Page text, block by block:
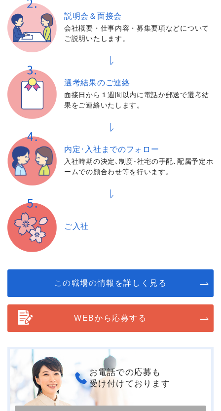
説明会＆面接会
会社概要・仕事内容・募集要項などについて
ご説明いたします。
選考結果のご連絡
面接日から１週間以内に電話か郵送で選考結
果をご連絡いたします。
内定･入社までのフォロー
入社時期の決定､制度･社宅の手配､配属予定ホ
ームでの顔合わせ等を行います。
ご入社
この職場の情報を詳しく見る
WEBから応募する
お電話での応募も
受け付けております